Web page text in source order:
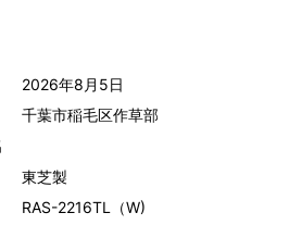
2026年8月5日
千葉市稲毛区作草部
RAS-2216TL（W)
東芝製